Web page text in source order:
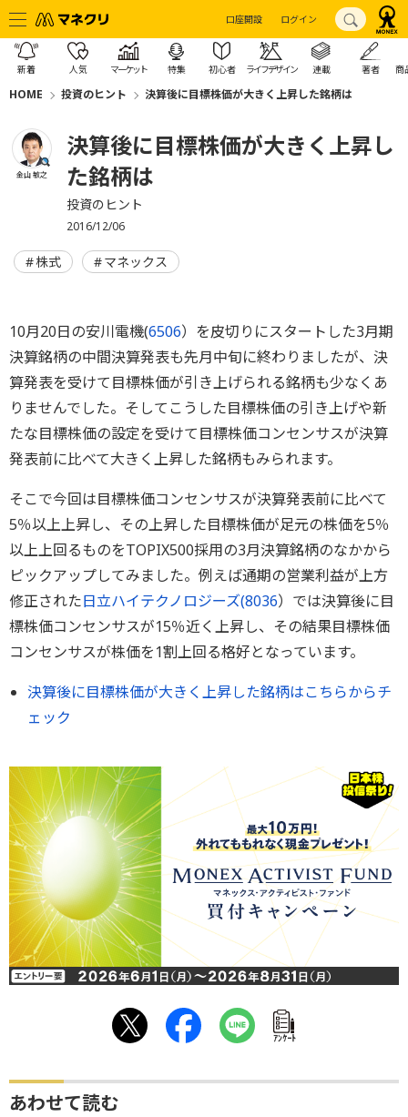
口座開設 ログイン
新着 人気 マーケット 特集 初心者 ライフデザイン 連載 著者 商
HOME 投資のヒント 決算後に目標株価が大きく上昇した銘柄は
金山 敏之
決算後に目標株価が大きく上昇し
た銘柄は
投資のヒント
2016/12/06
株式 マネックス
10月20日の安川電機(6506）を皮切りにスタートした3月期
決算銘柄の中間決算発表も先月中旬に終わりましたが、決
算発表を受けて目標株価が引き上げられる銘柄も少なくあ
りませんでした。そしてこうした目標株価の引き上げや新
たな目標株価の設定を受けて目標株価コンセンサスが決算
発表前に比べて大きく上昇した銘柄もみられます。
そこで今回は目標株価コンセンサスが決算発表前に比べて
5％以上上昇し、その上昇した目標株価が足元の株価を5％
以上上回るものをTOPIX500採用の3月決算銘柄のなかから
ピックアップしてみました。例えば通期の営業利益が上方
修正された日立ハイテクノロジーズ(8036）では決算後に目
標株価コンセンサスが15％近く上昇し、その結果目標株価
コンセンサスが株価を1割上回る格好となっています。
決算後に目標株価が大きく上昇した銘柄はこちらからチ
ェック
ｱﾝｹｰﾄ
あわせて読む